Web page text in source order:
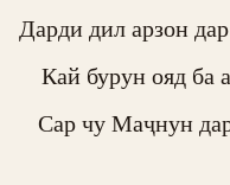
Дарди дил арзон
Кай бурун ояд ба
Сар чу Маҷнун